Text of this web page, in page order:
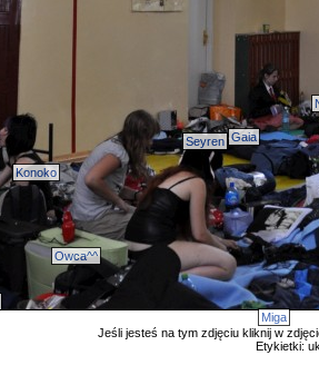
Gaia
Konoko
Miga
Owca^^
Seyren
Jeśli jesteś na tym zdjęciu kliknij w
Etykietki: